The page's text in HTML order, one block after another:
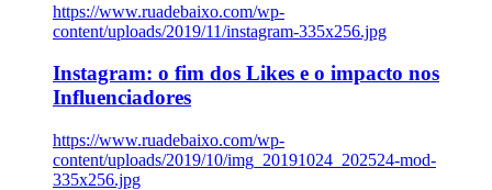
https://www.ruadebaixo.com/wp-
content/uploads/2019/11/instagram-335x256.jpg
Instagram: o fim dos Likes e o impacto nos
Influenciadores
https://www.ruadebaixo.com/wp-
content/uploads/2019/10/img_20191024_202524-mod-
335x256.jpg